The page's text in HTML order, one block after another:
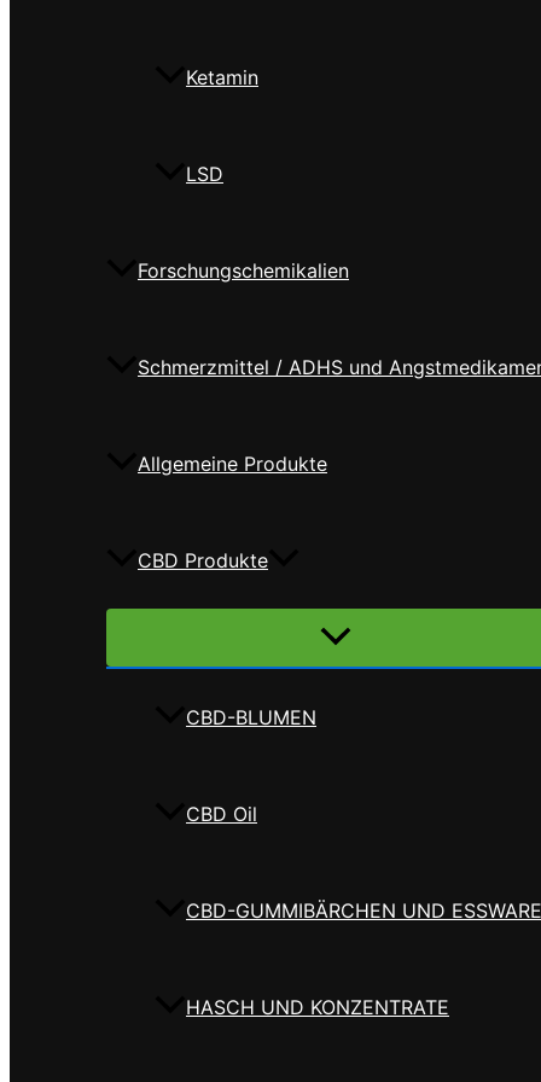
Ketamin
LSD
Forschungschemikalien
Schmerzmittel / ADHS und
Allgemeine Produkte
CBD Produkte
Menü
CBD-BLUMEN
CBD Oil
CBD-GUMMIBÄRCHEN UND
HASCH UND KONZENTRATE